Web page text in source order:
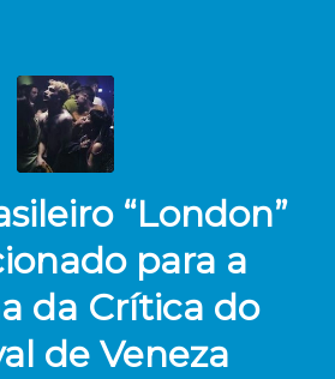
“London”
para a
da Crítica do
de Veneza